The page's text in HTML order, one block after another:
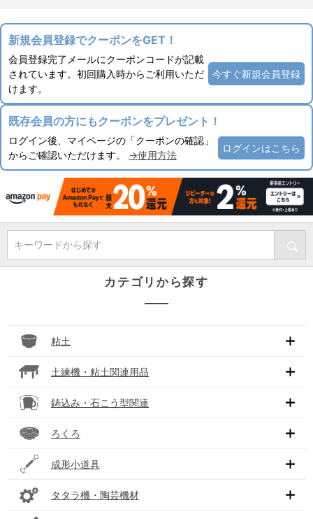
新規会員登録でクーポンをGET！
会員登録完了メールにクーポンコードが記載
されています。初回購入時からご利用いただ
けます。
今すぐ新規会員登録
既存会員の方にもクーポンをプレゼント！
ログイン後、マイページの「クーポンの確認」
からご確認いただけます。 →使用方法
ログインはこちら
キーワードから探す
カテゴリから探す
粘土
土練機・粘土関連用品
鋳込み・石こう型関連
ろくろ
成形小道具
タタラ機・陶芸機材